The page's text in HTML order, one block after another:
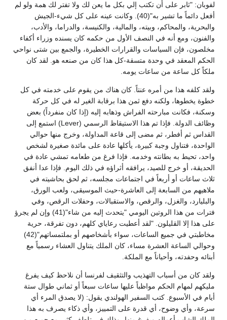
لفوبان: "ثابر على أن تكتب إلي بكل ما يعن لك ولا تفتر لك همة ولو لم
أفعل دائماً ما تشير به"(40). وكانت عينه على كل شيء-الجيش
والبحرية، والمحاكم، وبيته، والمالية، والكنيسة، والدراما، والأدب،
والفنون، ومع أنه في النصف الأول من حكمه كان يسنده وزراء أكفاء
مخلصون، فإن السياسات والقرارات الخطيرة، والجمع بين شتى نواحي
الحكم المعقد في وحدة متسقة-كل هذا كان من صنعه هو. لقد كان
ملكاً كل ساعة من ساعات يومه.
ولقد كلفه هذا من أمره عنتاً. كان هناك من يقوم على خدمته في كل
خطوة يخطوها، ولكنه دفع ثمن هذا برقابة الغير له في كل حركة
وسكنة، فكانت مبارحته الفراش وذهابه إليه (إذا كان منفرداً) بعض
وظائف الدولة. فإذا تم هذا الاستيقاظ الرسمي (Lever) استمع إلى
القداس ثم أفطر، ثم مضى إلى قاعة المداولة، وخرج منها حوالي
الواحدة، فتناول وجبة كبيرة، يأكلها عادة على مائدة صغيرة لشخص
واحد، تحيط به بطانته وخدمه. فإذا فرغ من طعامه تمشي عادة في
الحديقة، أو خرج للصيد، يرافقه أثراؤه في ذلك اليوم. فإذا عدا أنفق
ثلاث ساعات أو أربعاً في اجتماعات مجلسه، ثم لحق بحاشيته في
ملاهيهم من السابعة إلى العاشرة-حيث الموسيقى، ولعب الورق،
والبليارد، والغزل، والرقص، والاستقبالات، وحفلات الرقص، وفي
فترات من هذا الروتين اليومي "يتحدث إليه من شاء"(41) وإن لم يجرؤ
على هذا إلا القليلون. "لقد أعطيت رعاياي كلهم، دون تفرقة، حرية
مخاطبتي في جميع الساعات، سواء بأشخاصهم أو بملتمساتهم"(42)
وحوالي الساعة العشرة مساء، كان الملك يتناول العشاء رسمياً مع
أبنائه وحفدته، وأحياناً مع الملكة.
ولقد كان من أسباب التهذيب والتثقيف لفرنسا أن نلاحظ كيف يفرغ
مليكهم لمهام الحكم مواظباً عليها ساعات سبعاً أو ثماني طوال ستة
أيام في الأسبوع. كتب السفير الهولندي يقول: (لا يصدق المرء أي
سرعة، وأي وضوح، أي قدرة على التمييز، وأي ذكاء يصرف به هذا